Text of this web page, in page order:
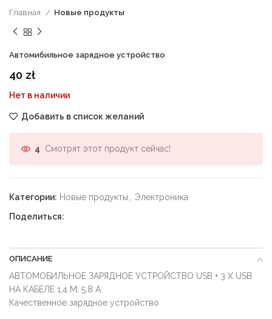
Главная Новые продукты
Автомибильное зарядное устройство
40 zł
Нет в наличии
Добавить в список желаний
4 Смотрят этот продукт сейчас!
Категории: Новые продукты , Электроника
Поделиться:
ОПИСАНИЕ
АВТОМОБИЛЬНОЕ ЗАРЯДНОЕ УСТРОЙСТВО USB + 3 X USB
НА КАБЕЛЕ 1,4 М, 5,8 А.
Качественное зарядное устройство